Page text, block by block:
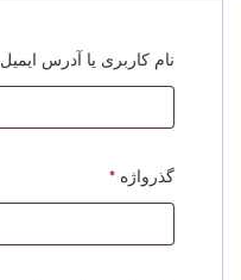
نام کاربری یا آدرس ایمیل
گذرواژه *الزامی